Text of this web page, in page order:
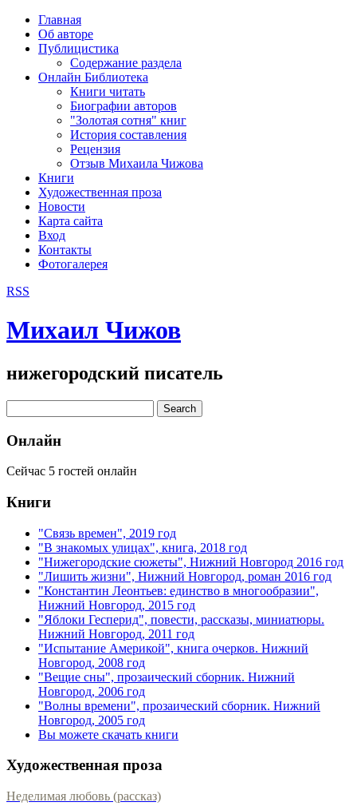
Главная
Об авторе
Публицистика
Содержание раздела
Онлайн Библиотека
Книги читать
Биографии авторов
"Золотая сотня" книг
История составления
Рецензия
Отзыв Михаила Чижова
Книги
Художественная проза
Новости
Карта сайта
Вход
Контакты
Фотогалерея
RSS
Михаил Чижов
нижегородский писатель
Онлайн
Сейчас 5 гостей онлайн
Книги
"Связь времен", 2019 год
"В знакомых улицах", книга, 2018 год
"Нижегородские сюжеты", Нижний Новгород 2016 год
"Лишить жизни", Нижний Новгород, роман 2016 год
"Константин Леонтьев: единство в многообразии",
Нижний Новгород, 2015 год
"Яблоки Гесперид", повести, рассказы, миниатюры.
Нижний Новгород, 2011 год
"Испытание Америкой", книга очерков. Нижний
Новгород, 2008 год
"Вещие сны", прозаический сборник. Нижний
Новгород, 2006 год
"Волны времени", прозаический сборник. Нижний
Новгород, 2005 год
Вы можете скачать книги
Художественная проза
Неделимая любовь (рассказ)